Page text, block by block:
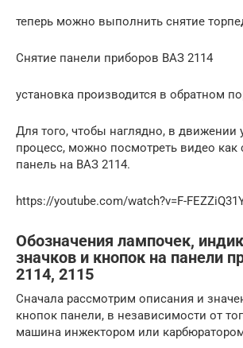
теперь можно выполнить снятие
Снятие панели приборов ВАЗ 2114
установка производится в обратном
Для того, чтобы наглядно, в движении
процесс, можно посмотреть видео как
панель на ВАЗ 2114.
https://youtube.com/watch?v=F-
Обозначения лампочек,
значков и кнопок на панели
2114, 2115
Сначала рассмотрим описания и
кнопок панели, в независимости от
машина инжектором или